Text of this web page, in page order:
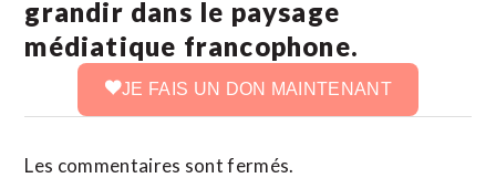
grandir dans le paysage
médiatique francophone.
JE FAIS UN DON MAINTENANT
Les commentaires sont fermés.